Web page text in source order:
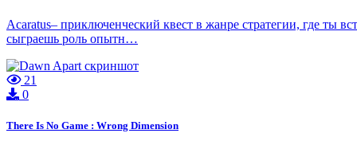
Acaratus– приключенческий квест в жанре стратегии, где ты
сыграешь роль опытн…
21
0
There Is No Game : Wrong Dimension